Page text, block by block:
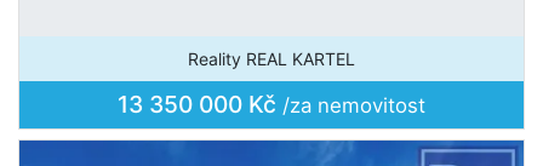
Reality REAL KARTEL
13 350 000 Kč /za nemovitost